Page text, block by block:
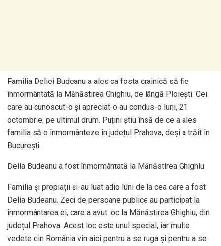
Familia Deliei Budeanu a ales ca fosta crainică să fie
înmormântată la Mănăstirea Ghighiu, de lângă Ploiești. Cei
care au cunoscut-o și apreciat-o au condus-o luni, 21
octombrie, pe ultimul drum. Puțini știu însă de ce a ales
familia să o înmormânteze în județul Prahova, deși a trăit în
București.
Delia Budeanu a fost înmormântată la Mănăstirea Ghighiu
Familia și propiații și-au luat adio luni de la cea care a fost
Delia Budeanu. Zeci de persoane publice au participat la
înmormântarea ei, care a avut loc la Mănăstirea Ghighiu, din
județul Prahova. Acest loc este unul special, iar multe
vedete din România vin aici pentru a se ruga și pentru a se